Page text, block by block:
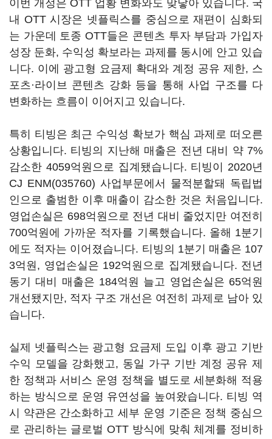
이번 개정은 OTT 업황 변화와도 맞닿아 있습니다. 국
내 OTT 시장은 넷플릭스를 중심으로 재편이 심화되
는 가운데 토종 OTT들은 콘텐츠 투자 부담과 가입자
성장 둔화, 수익성 확보라는 과제를 동시에 안고 있습
니다. 이에 광고형 요금제 확대와 계정 공유 제한, 스
포츠·라이브 콘텐츠 강화 등을 통해 사업 구조를 다
변화하는 흐름이 이어지고 있습니다.
특히 티빙은 최근 수익성 확보가 핵심 과제로 떠오른
상황입니다. 티빙의 지난해 매출은 전년 대비 약 7%
감소한 4059억원으로 집계됐습니다. 티빙이 2020년
CJ ENM(035760) 사업부문에서 물적분할돼 독립법
인으로 출범한 이후 매출이 감소한 것은 처음입니다.
영업손실은 698억원으로 전년 대비 줄었지만 여전히
700억원에 가까운 적자를 기록했습니다. 올해 1분기
에도 적자는 이어졌습니다. 티빙의 1분기 매출은 107
3억원, 영업손실은 192억원으로 집계됐습니다. 전년
동기 대비 매출은 184억원 늘고 영업손실은 65억원
개선됐지만, 적자 구조 개선은 여전히 과제로 남아 있
습니다.
실제 넷플릭스는 광고형 요금제 도입 이후 광고 기반
수익 모델을 강화했고, 동일 가구 기반 계정 공유 제
한 정책과 서비스 운영 정책을 별도로 세분화해 적용
하는 방식으로 운영 유연성을 높여왔습니다. 티빙 역
시 약관은 간소화하고 세부 운영 기준은 정책 중심으
로 관리하는 글로벌 OTT 방식에 맞춰 체계를 정비하